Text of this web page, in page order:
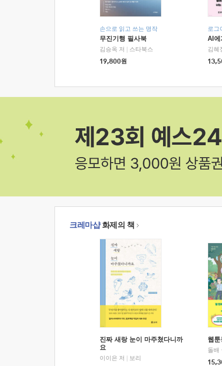
손으로 읽고 쓰는 명작
무진기행 필사북
김승옥 저
스타북스
19,800원
로그
AI에
김혜
크레마샵화제의 책
진짜 새랑 눈이 마주쳤다니까
요
이이은 저
보리
웹
돌배